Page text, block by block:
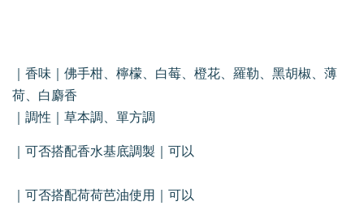
｜香味｜佛手柑、檸檬、白莓、橙花、羅勒、黑胡椒、薄
荷、白麝香
｜調性｜草本調、單方調
｜可否搭配香水基底調製｜可以
｜可否搭配荷荷芭油使用｜可以